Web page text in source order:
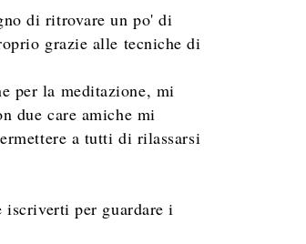
di ritrovare un po' di
grazie alle tecniche di
per la meditazione, mi
due care amiche mi
a tutti di rilassarsi
iscriverti per guardare i